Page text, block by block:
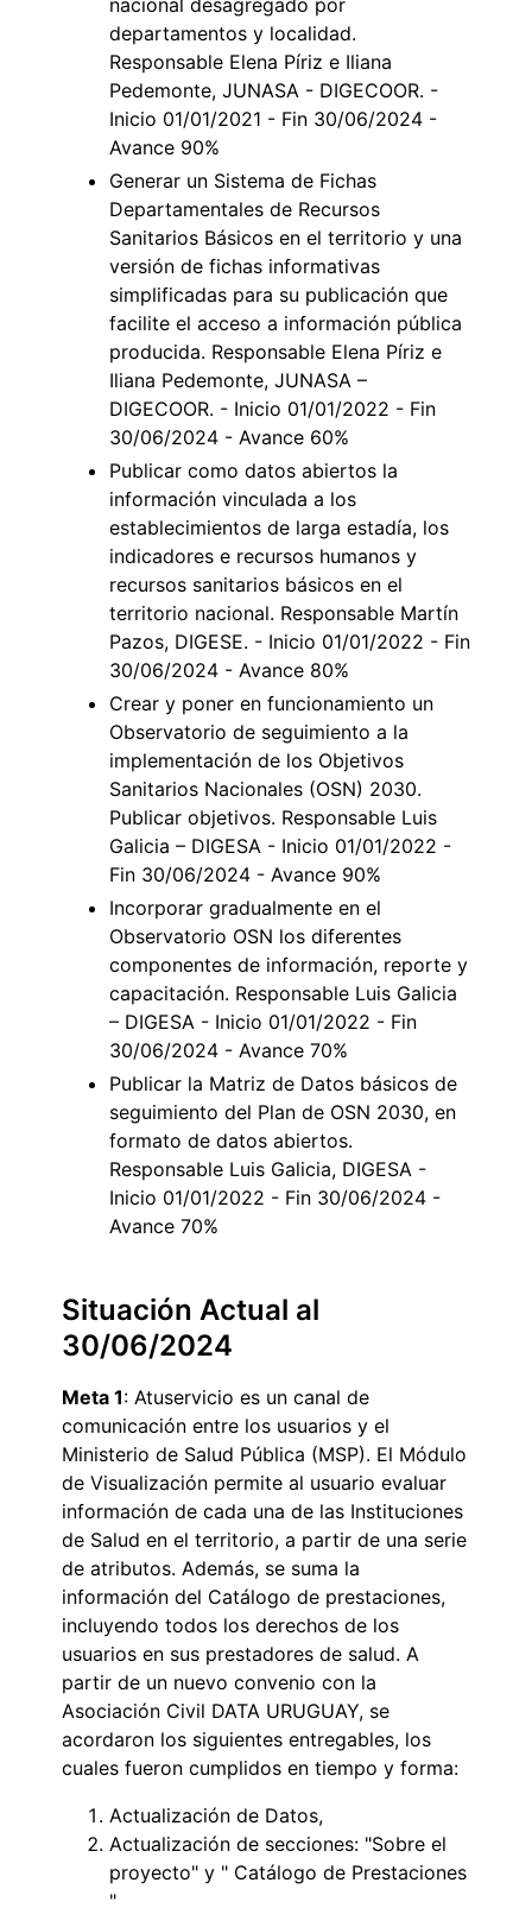
departamentos y localidad.
Responsable Elena Píriz e Iliana
Pedemonte, JUNASA - DIGECOOR. -
Inicio 01/01/2021 - Fin 30/06/2024 -
Avance 90%
Generar un Sistema de Fichas
Departamentales de Recursos
Sanitarios Básicos en el territorio y una
versión de fichas informativas
simplificadas para su publicación que
facilite el acceso a información pública
producida. Responsable Elena Píriz e
Iliana Pedemonte, JUNASA –
DIGECOOR. - Inicio 01/01/2022 - Fin
30/06/2024 - Avance 60%
Publicar como datos abiertos la
información vinculada a los
establecimientos de larga estadía, los
indicadores e recursos humanos y
recursos sanitarios básicos en el
territorio nacional. Responsable Martín
Pazos, DIGESE. - Inicio 01/01/2022 - Fin
30/06/2024 - Avance 80%
Crear y poner en funcionamiento un
Observatorio de seguimiento a la
implementación de los Objetivos
Sanitarios Nacionales (OSN) 2030.
Publicar objetivos. Responsable Luis
Galicia – DIGESA - Inicio 01/01/2022 -
Fin 30/06/2024 - Avance 90%
Incorporar gradualmente en el
Observatorio OSN los diferentes
componentes de información, reporte y
capacitación. Responsable Luis Galicia
– DIGESA - Inicio 01/01/2022 - Fin
30/06/2024 - Avance 70%
Publicar la Matriz de Datos básicos de
seguimiento del Plan de OSN 2030, en
formato de datos abiertos.
Responsable Luis Galicia, DIGESA -
Inicio 01/01/2022 - Fin 30/06/2024 -
Avance 70%
Situación Actual al
30/06/2024
Meta 1: Atuservicio es un canal de
comunicación entre los usuarios y el
Ministerio de Salud Pública (MSP). El Módulo
de Visualización permite al usuario evaluar
información de cada una de las Instituciones
de Salud en el territorio, a partir de una serie
de atributos. Además, se suma la
información del Catálogo de prestaciones,
incluyendo todos los derechos de los
usuarios en sus prestadores de salud. A
partir de un nuevo convenio con la
Asociación Civil DATA URUGUAY, se
acordaron los siguientes entregables, los
cuales fueron cumplidos en tiempo y forma:
Actualización de Datos,
Actualización de secciones: "Sobre el
proyecto" y " Catálogo de Prestaciones
"